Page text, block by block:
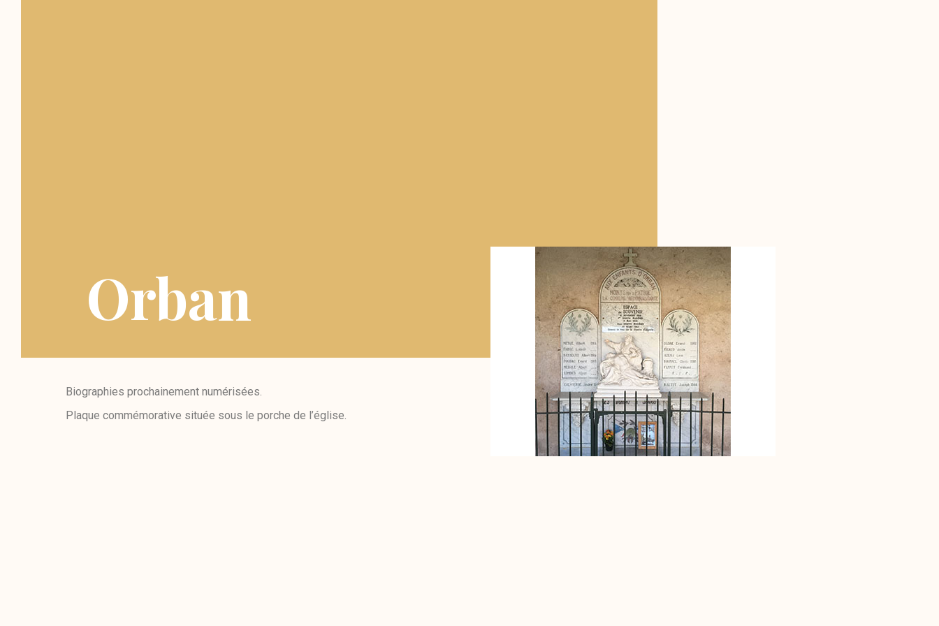
Orban
Biographies prochainement numérisées.
Plaque commémorative située sous le porche de l’église.